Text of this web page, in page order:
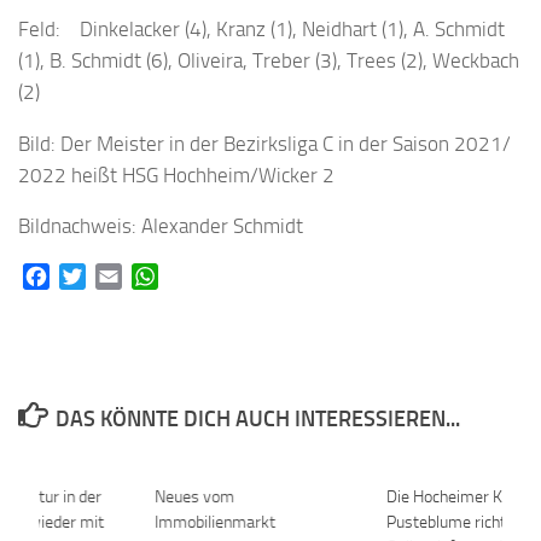
Feld: Dinkelacker (4), Kranz (1), Neidhart (1), A. Schmidt
(1), B. Schmidt (6), Oliveira, Treber (3), Trees (2), Weckbach
(2)
Bild: Der Meister in der Bezirksliga C in der Saison 2021/
2022 heißt HSG Hochheim/Wicker 2
Bildnachweis: Alexander Schmidt
FacebookTwitterEmail
DAS KÖNNTE DICH AUCH INTERESSIEREN...
Neues vom
Immobilienmarkt
Die Hocheimer Kita
Pusteblume richtet
„Kultur in der
wieder mit